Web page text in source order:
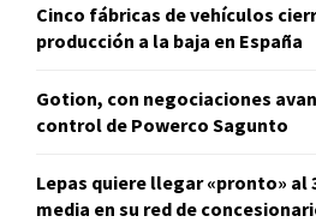
Cinco fábricas de vehículos
producción a la baja en España
Gotion, con negociaciones
control de Powerco Sagunto
Lepas quiere llegar «pronto» al
media en su red de